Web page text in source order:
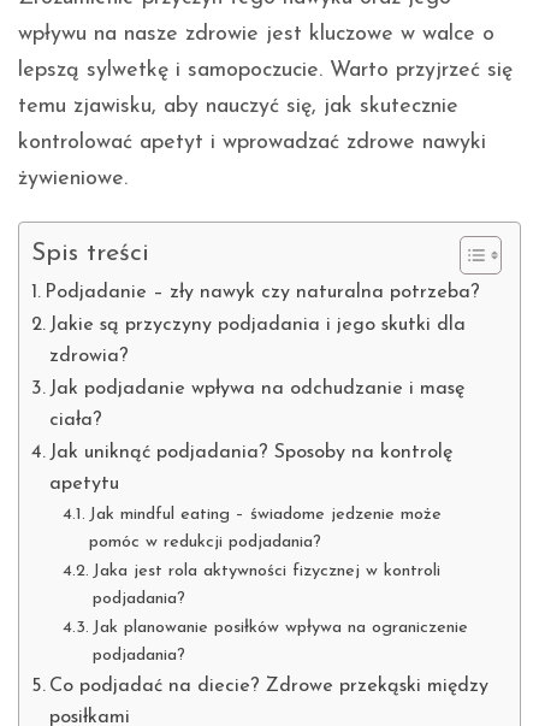
wpływu na nasze zdrowie jest kluczowe w walce o
lepszą sylwetkę i samopoczucie. Warto przyjrzeć się
temu zjawisku, aby nauczyć się, jak skutecznie
kontrolować apetyt i wprowadzać zdrowe nawyki
żywieniowe.
Spis treści
Podjadanie – zły nawyk czy naturalna potrzeba?
Jakie są przyczyny podjadania i jego skutki dla
zdrowia?
Jak podjadanie wpływa na odchudzanie i masę
ciała?
Jak uniknąć podjadania? Sposoby na kontrolę
apetytu
Jak mindful eating – świadome jedzenie może
pomóc w redukcji podjadania?
Jaka jest rola aktywności fizycznej w kontroli
podjadania?
Jak planowanie posiłków wpływa na ograniczenie
podjadania?
Co podjadać na diecie? Zdrowe przekąski między
posiłkami